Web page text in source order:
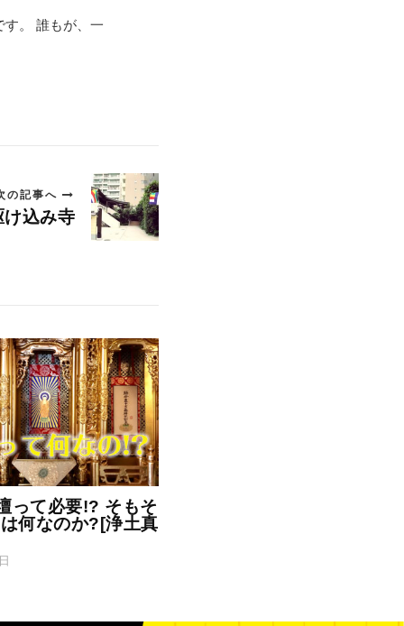
。 誰もが、一
の記事へ
け込み寺
って必要!? そもそ
何なのか?[浄土真